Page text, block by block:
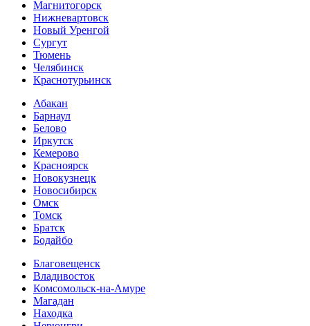
Магнитогорск
Нижневартовск
Новый Уренгой
Сургут
Тюмень
Челябинск
Краснотурьинск
Абакан
Барнаул
Белово
Иркутск
Кемерово
Красноярск
Новокузнецк
Новосибирск
Омск
Томск
Братск
Бодайбо
Благовещенск
Владивосток
Комсомольск-на-Амуре
Магадан
Находка